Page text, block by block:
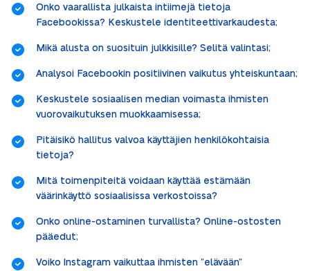
Onko vaarallista julkaista intiimejä tietoja
Facebookissa? Keskustele identiteettivarkaudesta;
Mikä alusta on suosituin julkkisille? Selitä valintasi;
Analysoi Facebookin positiivinen vaikutus yhteiskuntaan;
Keskustele sosiaalisen median voimasta ihmisten
vuorovaikutuksen muokkaamisessa;
Pitäisikö hallitus valvoa käyttäjien henkilökohtaisia
tietoja?
Mitä toimenpiteitä voidaan käyttää estämään
väärinkäyttö sosiaalisissa verkostoissa?
Onko online-ostaminen turvallista? Online-ostosten
pääedut;
Voiko Instagram vaikuttaa ihmisten ”elävään”